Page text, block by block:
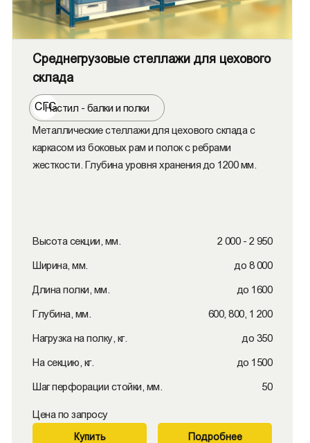
Среднегрузовые стеллажи для цехового
склада
СГСНастил - балки и полки
Металлические стеллажи для цехового склада с
каркасом из боковых рам и полок с ребрами
жесткости. Глубина уровня хранения до 1200 мм.
Высота секции, мм. 2 000 - 2 950
Ширина, мм. до 8 000
Длина полки, мм. до 1600
Глубина, мм. 600, 800, 1 200
Нагрузка на полку, кг. до 350
На секцию, кг. до 1500
Шаг перфорации стойки, мм. 50
Цена по запросу
Купить Подробнее